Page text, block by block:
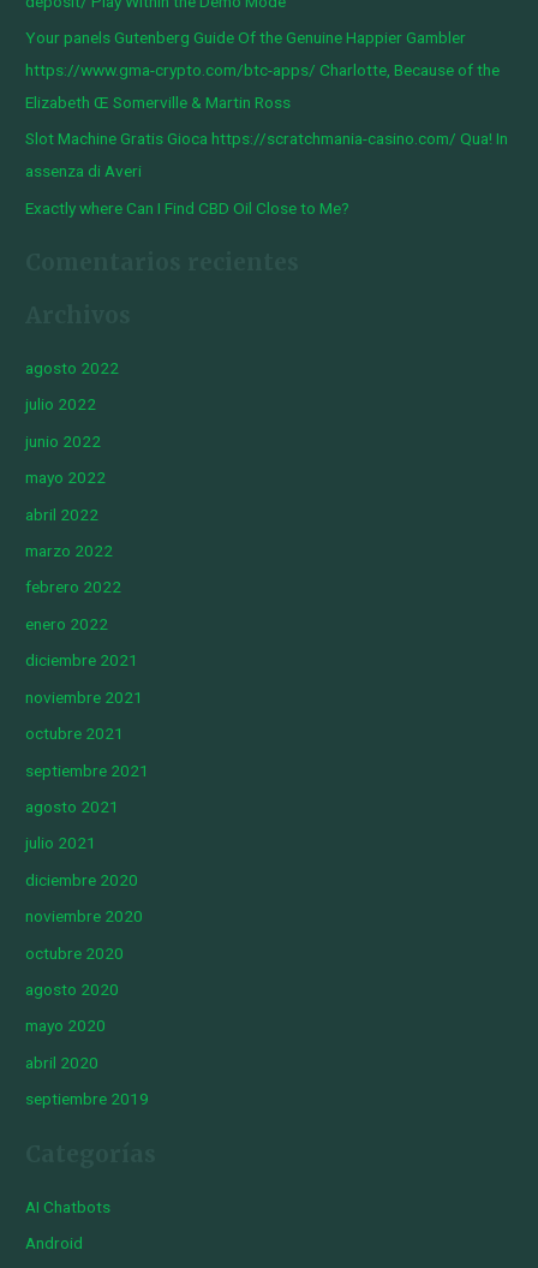
o
r
:
Your panels Gutenberg Guide Of the Genuine Happier Gambler
https://www.gma-crypto.com/btc-apps/ Charlotte, Because of the
Elizabeth Œ Somerville & Martin Ross
Slot Machine Gratis Gioca https://scratchmania-casino.com/ Qua! In
assenza di Averi
Exactly where Can I Find CBD Oil Close to Me?
agosto 2022
julio 2022
junio 2022
mayo 2022
abril 2022
marzo 2022
febrero 2022
enero 2022
diciembre 2021
noviembre 2021
octubre 2021
septiembre 2021
agosto 2021
julio 2021
diciembre 2020
noviembre 2020
octubre 2020
agosto 2020
mayo 2020
abril 2020
septiembre 2019
AI Chatbots
Android